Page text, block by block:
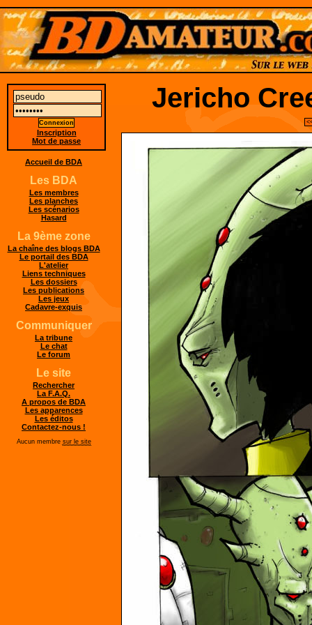
Jericho
Inscription
Mot de passe
Accueil de BDA
Les BDA
Les membres
Les planches
Les scénarios
Hasard
La 9ème zone
La chaîne des blogs BDA
Le portail des BDA
L'atelier
Liens techniques
Les dossiers
Les publications
Les jeux
Cadavre-exquis
Communiquer
La tribune
Le chat
Le forum
Le site
Rechercher
La F.A.Q.
A propos de BDA
Les apparences
Les éditos
Contactez-nous !
Aucun membre sur le site